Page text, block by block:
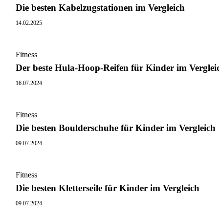
Die besten Kabelzugstationen im Vergleich
14.02.2025
Fitness
Der beste Hula-Hoop-Reifen für Kinder im
16.07.2024
Fitness
Die besten Boulderschuhe für Kinder im Vergleich
09.07.2024
Fitness
Die besten Kletterseile für Kinder im Vergleich
09.07.2024